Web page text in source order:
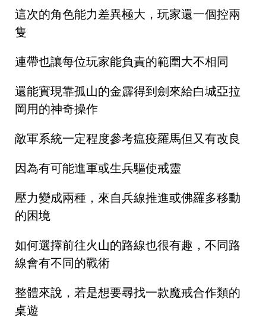
這次的角色能力差異極大，玩家還一個控兩
隻
連帶也讓每位玩家能負責的範圍大不相同
還能實現靠孤山的金霹得到劍來給白城亞拉
岡用的神奇操作
敵軍系統一定程度參考瘟疫羅馬但又有改良
因為有可能進軍或生兵驅使戒靈
壓力變成兩種，來自兵線推進或佛羅多移動
的困境
如何選擇前往火山的路線也很有趣，不同路
線會有不同的戰術
整體來說，若是想要尋找一款魔戒合作類的
桌遊